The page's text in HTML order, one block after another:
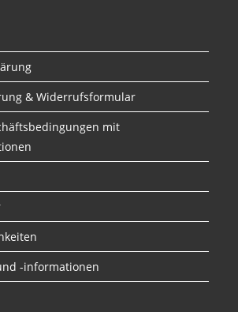
& Widerrufsformular
mit
-informationen